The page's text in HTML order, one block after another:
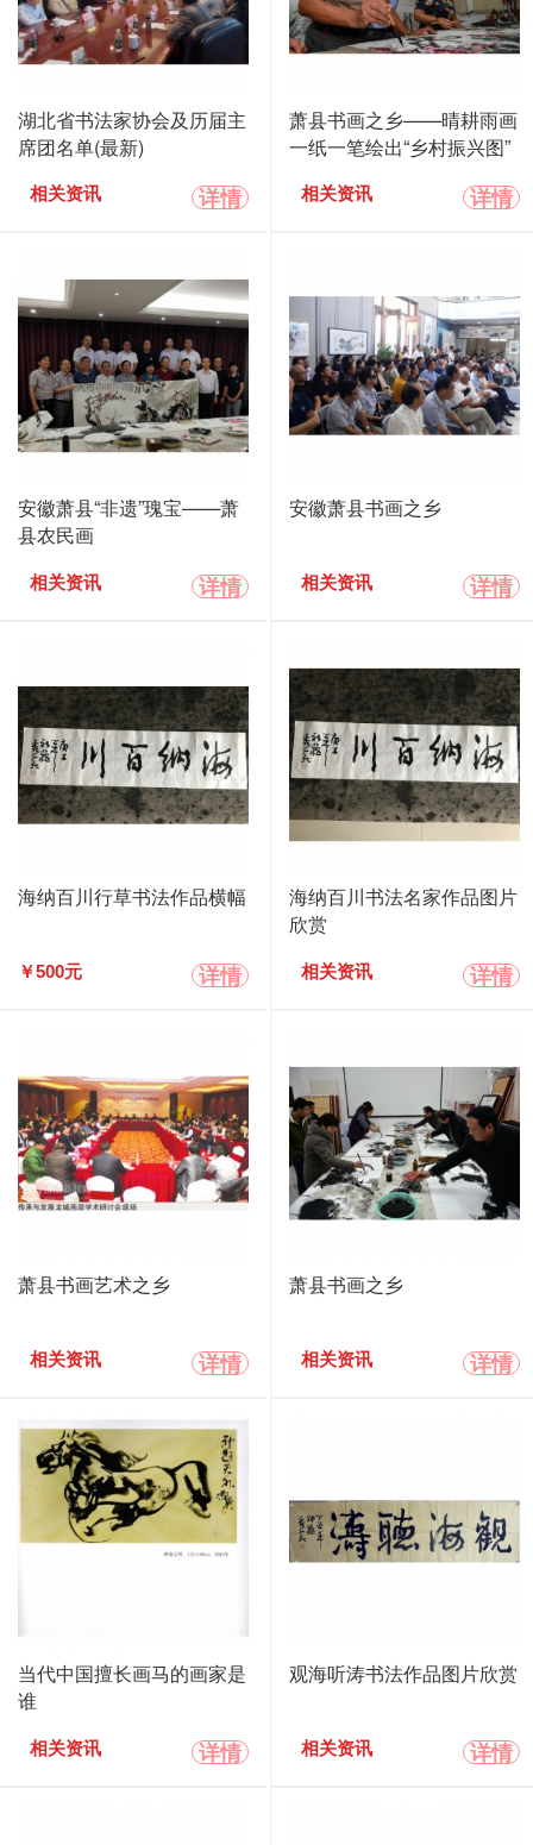
湖北省书法家协会及历届主
席团名单(最新)
相关资讯 详情
萧县书画之乡——晴耕雨画
一纸一笔绘出“乡村振兴图”
相关资讯 详情
安徽萧县“非遗”瑰宝——萧
县农民画
相关资讯 详情
安徽萧县书画之乡
相关资讯 详情
海纳百川行草书法作品横幅
￥500元 详情
海纳百川书法名家作品图片
欣赏
相关资讯 详情
萧县书画艺术之乡
相关资讯 详情
萧县书画之乡
相关资讯 详情
当代中国擅长画马的画家是
谁
相关资讯 详情
观海听涛书法作品图片欣赏
相关资讯 详情